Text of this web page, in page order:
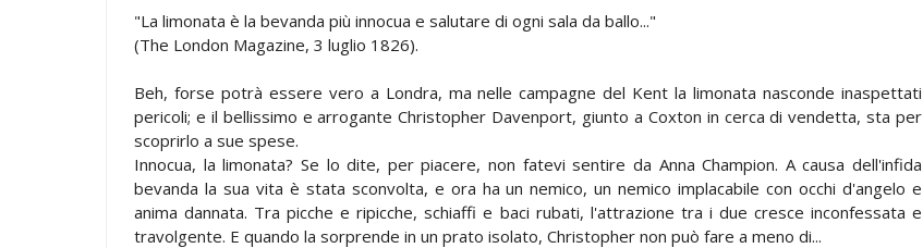
"La limonata è la bevanda più innocua e salutare di ogni sala da ballo..."
(The London Magazine, 3 luglio 1826).
Beh, forse potrà essere vero a Londra, ma nelle campagne del Kent la limonata nasconde inaspettati
pericoli; e il bellissimo e arrogante Christopher Davenport, giunto a Coxton in cerca di vendetta, sta per
scoprirlo a sue spese.
Innocua, la limonata? Se lo dite, per piacere, non fatevi sentire da Anna Champion. A causa dell'infida
bevanda la sua vita è stata sconvolta, e ora ha un nemico, un nemico implacabile con occhi d'angelo e
anima dannata. Tra picche e ripicche, schiaffi e baci rubati, l'attrazione tra i due cresce inconfessata e
travolgente. E quando la sorprende in un prato isolato, Christopher non può fare a meno di...